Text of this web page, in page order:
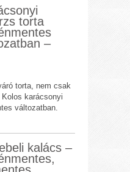
torta
–
torta, nem csak
karácsonyi
változatban.
kalács –